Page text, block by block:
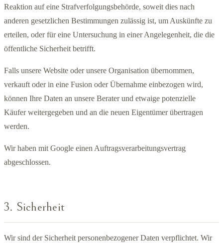
Reaktion auf eine Strafverfolgungsbehörde, soweit dies nach
anderen gesetzlichen Bestimmungen zulässig ist, um Auskünfte zu
erteilen, oder für eine Untersuchung in einer Angelegenheit, die die
öffentliche Sicherheit betrifft.
Falls unsere Website oder unsere Organisation übernommen,
verkauft oder in eine Fusion oder Übernahme einbezogen wird,
können Ihre Daten an unsere Berater und etwaige potenzielle
Käufer weitergegeben und an die neuen Eigentümer übertragen
werden.
Wir haben mit Google einen Auftragsverarbeitungsvertrag
abgeschlossen.
3. Sicherheit
Wir sind der Sicherheit personenbezogener Daten verpflichtet. Wir